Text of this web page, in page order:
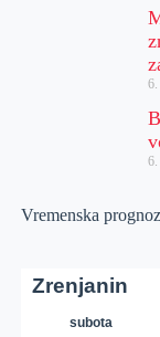
Vremenska